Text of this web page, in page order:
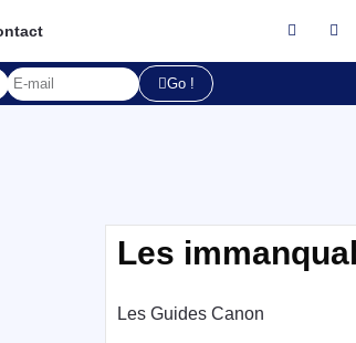
Go !
Les
Les Guides Canon